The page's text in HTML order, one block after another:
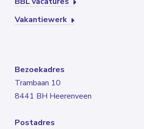
Vakantiewerk
Bezoekadres
Trambaan 10
8441 BH Heerenveen
Postadres